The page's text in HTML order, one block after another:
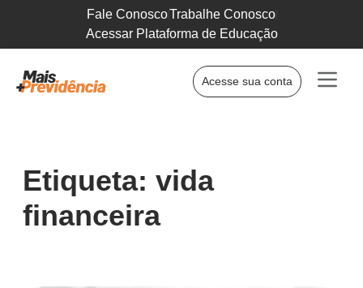
Fale ConoscoTrabalhe Conosco
Acessar Plataforma de Educação
Acesse sua conta
Etiqueta: vida
financeira